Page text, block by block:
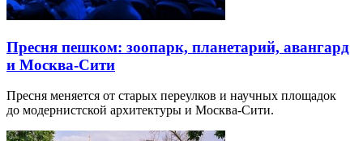
Пресня пешком: зоопарк, планетарий, авангард
и Москва-Сити
Пресня меняется от старых переулков и научных площадок
до модернистской архитектуры и Москва-Сити.